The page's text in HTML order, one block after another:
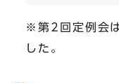
※第2回定例会
した。